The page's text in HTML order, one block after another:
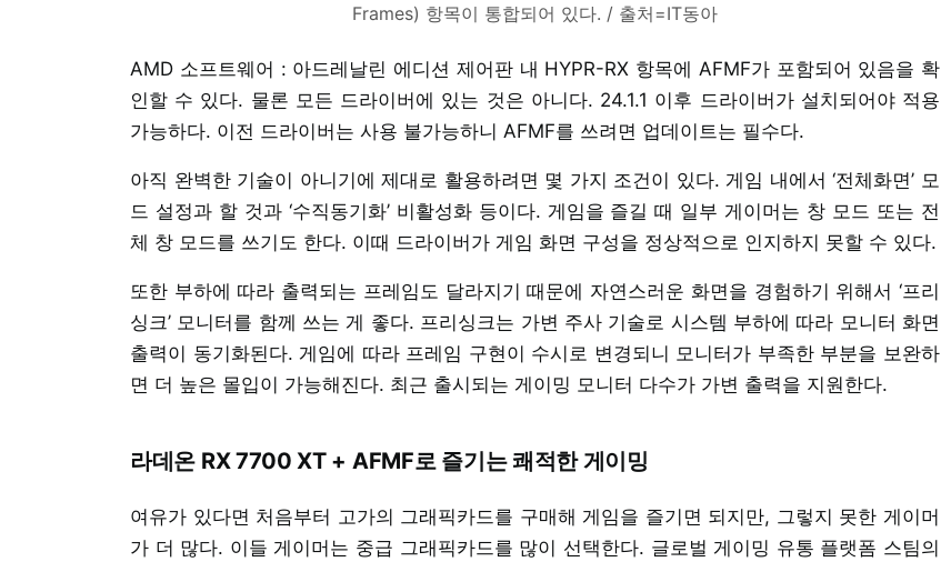
Frames) 항목이 통합되어 있다. / 출처=IT동아
AMD 소프트웨어 : 아드레날린 에디션 제어판 내 HYPR-RX 항목에 AFMF가 포함되어 있음을 확
인할 수 있다. 물론 모든 드라이버에 있는 것은 아니다. 24.1.1 이후 드라이버가 설치되어야 적용
가능하다. 이전 드라이버는 사용 불가능하니 AFMF를 쓰려면 업데이트는 필수다.
아직 완벽한 기술이 아니기에 제대로 활용하려면 몇 가지 조건이 있다. 게임 내에서 ‘전체화면’ 모
드 설정과 할 것과 ‘수직동기화’ 비활성화 등이다. 게임을 즐길 때 일부 게이머는 창 모드 또는 전
체 창 모드를 쓰기도 한다. 이때 드라이버가 게임 화면 구성을 정상적으로 인지하지 못할 수 있다.
또한 부하에 따라 출력되는 프레임도 달라지기 때문에 자연스러운 화면을 경험하기 위해서 ‘프리
싱크’ 모니터를 함께 쓰는 게 좋다. 프리싱크는 가변 주사 기술로 시스템 부하에 따라 모니터 화면
출력이 동기화된다. 게임에 따라 프레임 구현이 수시로 변경되니 모니터가 부족한 부분을 보완하
면 더 높은 몰입이 가능해진다. 최근 출시되는 게이밍 모니터 다수가 가변 출력을 지원한다.
라데온 RX 7700 XT + AFMF로 즐기는 쾌적한 게이밍
여유가 있다면 처음부터 고가의 그래픽카드를 구매해 게임을 즐기면 되지만, 그렇지 못한 게이머
가 더 많다. 이들 게이머는 중급 그래픽카드를 많이 선택한다. 글로벌 게이밍 유통 플랫폼 스팀의